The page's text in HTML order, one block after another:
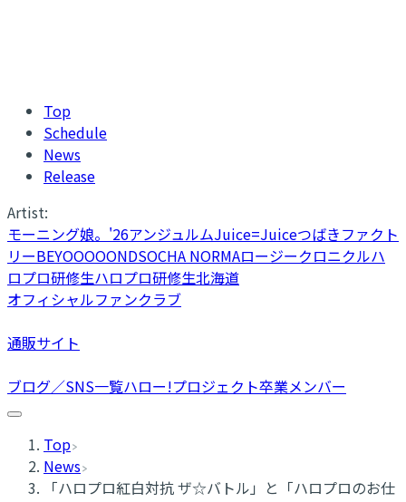
Top
Schedule
News
Release
Artist:
モーニング娘。'26アンジュルムJuice=Juiceつばきファクト
リーBEYOOOOONDSOCHA NORMAロージークロニクルハ
ロプロ研修生ハロプロ研修生北海道
オフィシャルファンクラブ
通販サイト
ブログ／SNS一覧ハロー!プロジェクト卒業メンバー
Top
News
「ハロプロ紅白対抗 ザ☆バトル」と「ハロプロのお仕